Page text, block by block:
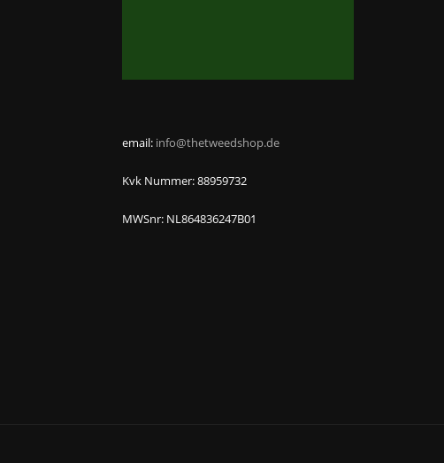
email: info@thetweedshop.de
Kvk Nummer: 88959732
MWSnr: NL864836247B01